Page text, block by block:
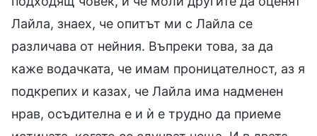
Лайла, знаех, че опитът ми с Лайла се
различава от нейния. Въпреки това, за да
каже водачката, че имам проницателност, аз я
подкрепих и казах, че Лайла има надменен
нрав, осъдителна е и ѝ е трудно да приеме